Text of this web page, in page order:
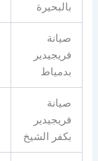
بالبحيرة
صيانة
فريجيدير
بدمياط
صيانة
فريجيدير
بكفر الشيخ